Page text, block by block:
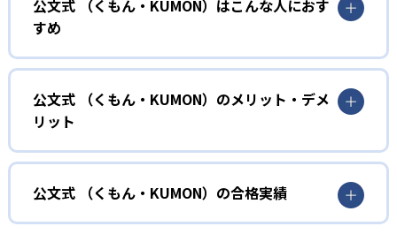
KUMONでは、年齢や学年にとらわれずに、一人ひとりの学
力に応じたレベルから学習を始めている。
確実に100点が取れるレベルから少しずつ難易度を上げてい
しさを経験できる。
KUMONの教材は、簡単な問題から高度な問題へと、スモー
ルステップで進んでいけるよう工夫されている。このスタ
イルは子どもの学習意欲をかき立てるため、教えてもらう
という受け身の姿勢ではなく、自ら進んで学ぶ姿勢を身に
公文式 （くもん・KUMON）はこんな人におす
すめ
幼児
小学校に入る準備をしたい幼児向け
KUMONでは細かいステップに分かれた教材で、わかる楽し
さを経験しながら無理なく力を高めていける。
性格や学習への取り組み姿勢に合わせて内容も調整するた
め、小学校に入ってもつまずきにくい学力を身につけられ
るだろう。
公文式 （くもん・KUMON）のメリット・デメ
リット
どんなメリットがある？
KUMONでは自学自習スタイルで勉強するため、集中力や目
標に向かって頑張りやり抜く力を育むことができる。ま
た、年齢や学年にとらわれずに自分の学力に相応したレベ
公文式 （くもん・KUMON）の合格実績